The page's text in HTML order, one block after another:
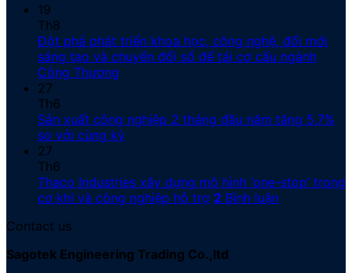
19
Th8
Đột phá phát triển khoa học, công nghệ, đổi mới
sáng tạo và chuyển đổi số để tái cơ cấu ngành
Công Thương
27
Th6
Sản xuất công nghiệp 2 tháng đầu năm tăng 5,7%
so với cùng kỳ
27
Th6
Thaco Industries xây dựng mô hình ‘one-stop’ trong
cơ khí và công nghiệp hỗ trợ 2 Bình luận
Contact us
Sagotek Engineering Trading Co.,ltd